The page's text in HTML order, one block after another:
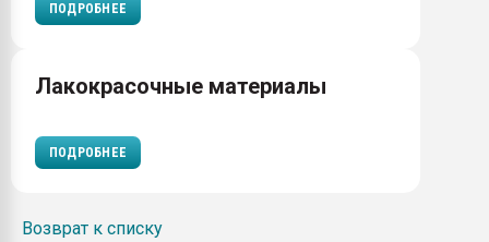
ПОДРОБНЕЕ
Лакокрасочные материалы
ПОДРОБНЕЕ
Возврат к списку